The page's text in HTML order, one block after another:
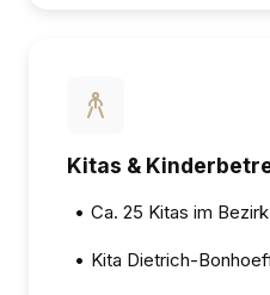
Kitas &
• Ca. 25 Kitas im
• Kita Dietrich-